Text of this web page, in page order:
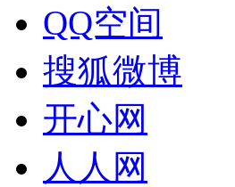
QQ空间
搜狐微博
开心网
人人网